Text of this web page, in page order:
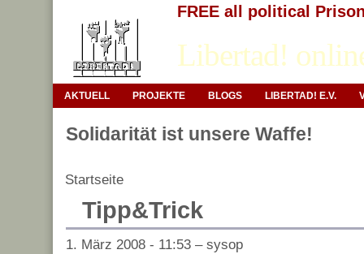
FREE all political
Libertad!
AKTUELL PROJEKTE BLOGS LIBERTAD! E.V.
Solidarität ist unsere Waffe!
Startseite
Tipp&Trick
1. März 2008 - 11:53 – sysop